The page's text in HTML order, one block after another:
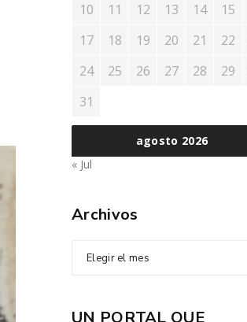
agosto 2026
10
11 12 13 14 15
17
18 19 20 21 22
24
25 26 27 28 29
31
« Jul
Archivos
Elegir el mes
UN PORTAL QUE